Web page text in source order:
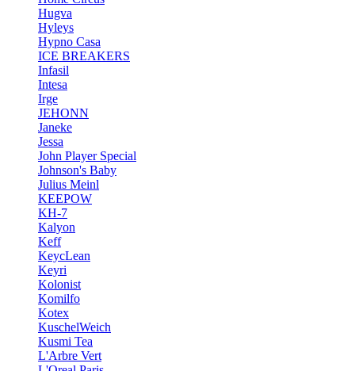
Hugva
Hyleys
Hypno Casa
ICE BREAKERS
Infasil
Intesa
Irge
JEHONN
Janeke
Jessa
John Player Special
Johnson's Baby
Julius Meinl
KEEPOW
KH-7
Kalyon
Keff
KeycLean
Keyri
Kolonist
Komilfo
Kotex
KuschelWeich
Kusmi Tea
L'Arbre Vert